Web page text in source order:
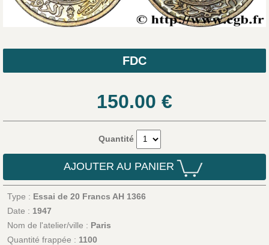
FDC
150.00 €
Quantité
AJOUTER AU PANIER
Type : Essai de 20 Francs AH 1366
Date : 1947
Nom de l'atelier/ville : Paris
Quantité frappée : 1100